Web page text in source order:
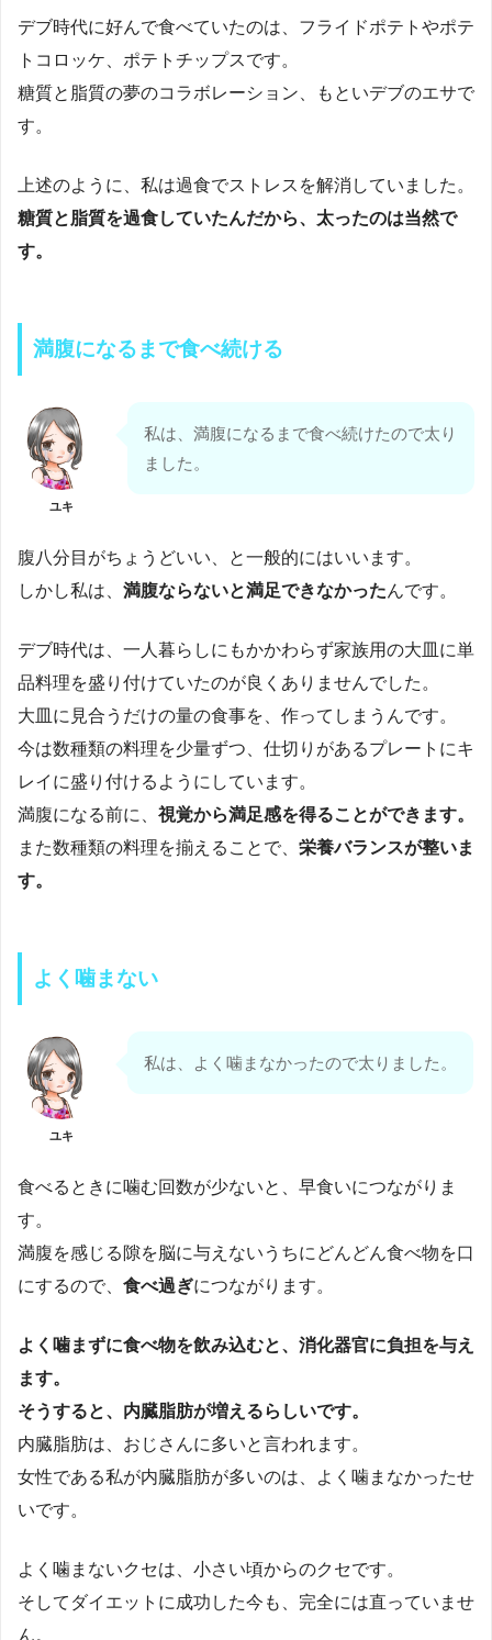
デブ時代に好んで食べていたのは、フライドポテトやポテ
トコロッケ、ポテトチップスです。
糖質と脂質の夢のコラボレーション、もといデブのエサで
す。
上述のように、私は過食でストレスを解消していました。
糖質と脂質を過食していたんだから、太ったのは当然で
す。
満腹になるまで食べ続ける
ユキ
私は、満腹になるまで食べ続けたので太り
ました。
腹八分目がちょうどいい、と一般的にはいいます。
しかし私は、 満腹ならないと満足できなかったんです。
デブ時代は、一人暮らしにもかかわらず家族用の大皿に単
品料理を盛り付けていたのが良くありませんでした。
大皿に見合うだけの量の食事を、作ってしまうんです。
今は数種類の料理を少量ずつ、仕切りがあるプレートにキ
レイに盛り付けるようにしています。
満腹になる前に、 視覚から満足感を得ることができます。
また数種類の料理を揃えることで、 栄養バランスが整いま
す。
よく噛まない
ユキ
私は、よく噛まなかったので太りました。
食べるときに噛む回数が少ないと、早食いにつながりま
す。
満腹を感じる隙を脳に与えないうちにどんどん食べ物を口
にするので、 食べ過ぎにつながります。
よく噛まずに食べ物を飲み込むと、消化器官に負担を与え
ます。
そうすると、内臓脂肪が増えるらしいです。
内臓脂肪は、おじさんに多いと言われます。
女性である私が内臓脂肪が多いのは、よく噛まなかったせ
いです。
よく噛まないクセは、小さい頃からのクセです。
そしてダイエットに成功した今も、完全には直っていませ
ん。